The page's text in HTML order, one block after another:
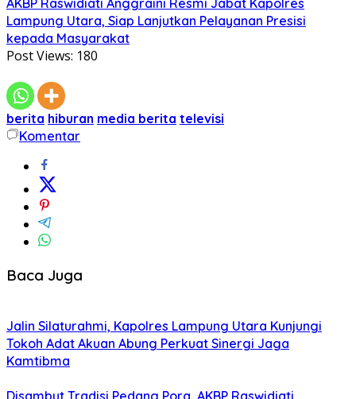
AKBP Raswidiati Anggraini Resmi Jabat Kapolres
Lampung Utara, Siap Lanjutkan Pelayanan Presisi
kepada Masyarakat
Post Views: 180
berita hiburan media berita televisi
Komentar
Baca Juga
Jalin Silaturahmi, Kapolres Lampung Utara Kunjungi
Tokoh Adat Akuan Abung Perkuat Sinergi Jaga
Kamtibma
Disambut Tradisi Pedang Pora, AKBP Raswidiati